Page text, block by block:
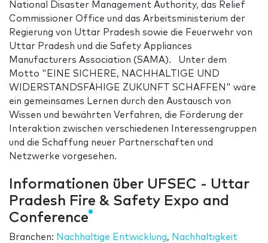
National Disaster Management Authority, das Relief
Commissioner Office und das Arbeitsministerium der
Regierung von Uttar Pradesh sowie die Feuerwehr von
Uttar Pradesh und die Safety Appliances
Manufacturers Association (SAMA). Unter dem
Motto "EINE SICHERE, NACHHALTIGE UND
WIDERSTANDSFÄHIGE ZUKUNFT SCHAFFEN" wäre
ein gemeinsames Lernen durch den Austausch von
Wissen und bewährten Verfahren, die Förderung der
Interaktion zwischen verschiedenen Interessengruppen
und die Schaffung neuer Partnerschaften und
Netzwerke vorgesehen.
Informationen über UFSEC - Uttar
Pradesh Fire & Safety Expo and
Conference
Branchen: Nachhaltige Entwicklung, Nachhaltigkeit